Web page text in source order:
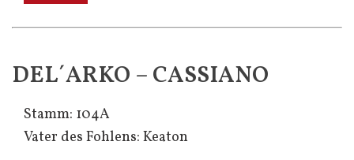
DEL´ARKO – CASSIANO
Stamm: 104A
Vater des Fohlens: Keaton